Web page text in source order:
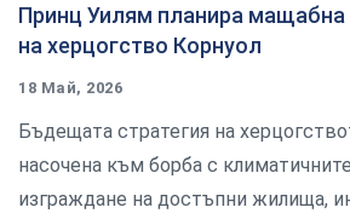
Принц Уилям планира мащабна
на херцогство Корнуол
18 Май, 2026
Бъдещата стратегия на
насочена към борба с
изграждане на достъпни жилища,